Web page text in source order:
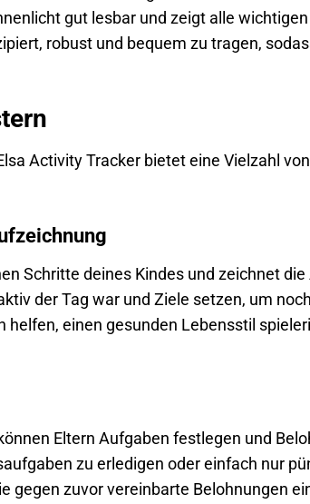
gut lesbar und zeigt alle
robust und bequem zu tragen,
Activity Tracker bietet eine Vielzahl
Schritte deines Kindes und zeichnet
der Tag war und Ziele setzen, um
helfen, einen gesunden Lebensstil
Eltern Aufgaben festlegen und
zu erledigen oder einfach nur
gegen zuvor vereinbarte Belohnungen